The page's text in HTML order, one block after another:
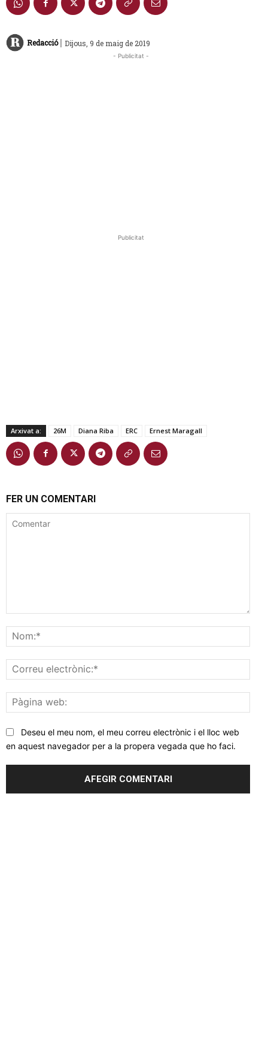
Redacció | Dijous, 9 de maig de 2019
- Publicitat -
Publicitat
Arxivat a: 26M Diana Riba ERC Ernest Maragall
FER UN COMENTARI
web:
Deseu el meu nom, el meu correu electrònic i el lloc web
en aquest navegador per a la propera vegada que ho faci.